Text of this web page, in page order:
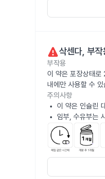
삭센다, 부작
부작용
이 약은 포장상태
내에만 사용할 수
주의사항
이 약은 인슐린
임부, 수유부는